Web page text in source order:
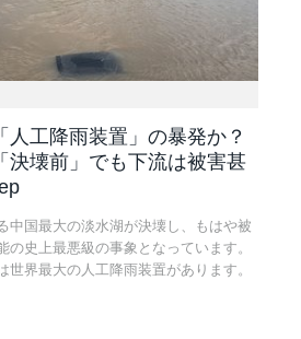
人工降雨装置」の暴発か？
決壊前」でも下流は被害甚
中国最大の淡水湖が決壊し、もはや被
の史上最悪級の事象となっています。
世界最大の人工降雨装置があります。